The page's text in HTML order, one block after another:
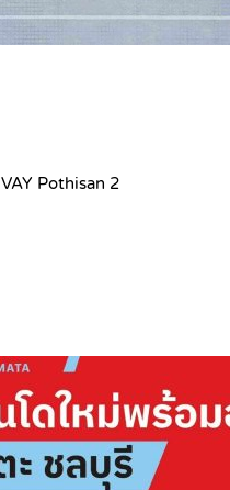
VAY Pothisan 2